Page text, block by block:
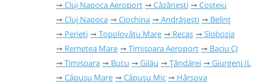
Cluj Napoca Aeroport
Căzănești
Coșteiu
Cluj Napoca
Ciochina Andrășești
Belinț
Perieți
Topolovățu Mare Recaș
Slobozia
Remetea Mare
Timișoara Aeroport
Baciu CJ
Timișoara
Bucu Gilău Țăndărei
Giurgeni IL
Căpușu Mare
Căpușu Mic
Hârșova